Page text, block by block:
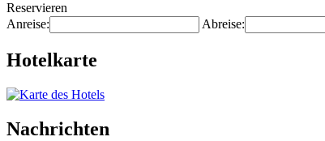
Reservieren
Anreise:
Abreise:
Hotelkarte
Nachrichten